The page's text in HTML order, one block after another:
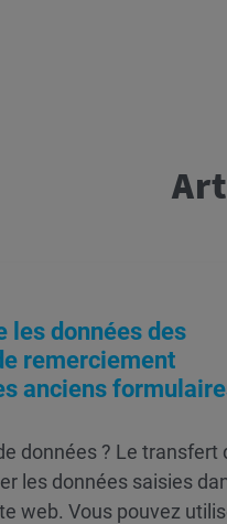
les données des
remerciement
anciens
données ? Le transfert
les données saisies
web. Vous pouvez